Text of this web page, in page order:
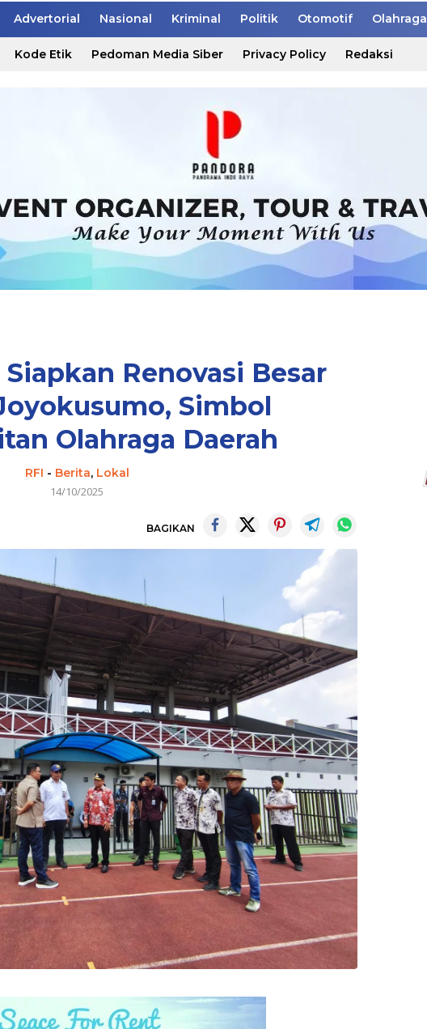
Advertorial Nasional Kriminal Politik Otomotif Olahraga
Kode Etik Pedoman Media Siber Privacy Policy Redaksi
Renovasi Besar
Simbol
Olahraga Daerah
RFI - Berita, Lokal
14/10/2025
BAGIKAN